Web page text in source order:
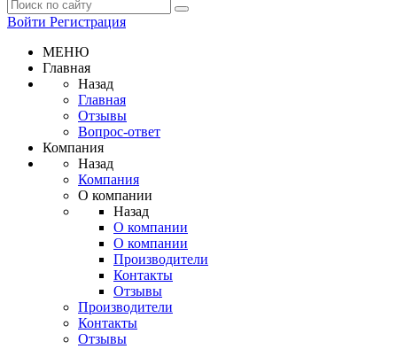
Войти Регистрация
МЕНЮ
Главная
Назад
Главная
Отзывы
Вопрос-ответ
Компания
Назад
Компания
О компании
Назад
О компании
О компании
Производители
Контакты
Отзывы
Производители
Контакты
Отзывы